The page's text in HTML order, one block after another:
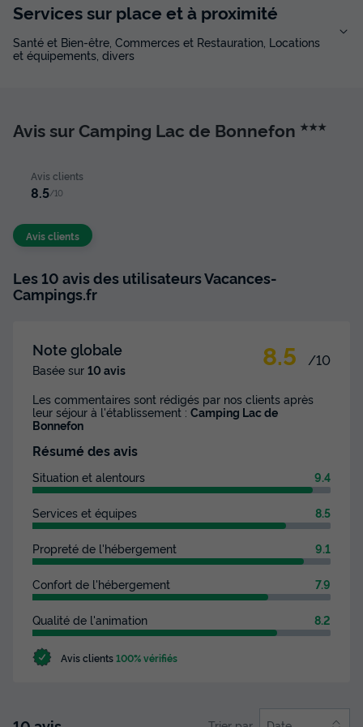
Meilleur prix pour 7 nuits
504 €
MOBILHOME 8 personnes - Confort 3
chambres
Terrasse semi-couverte
Cafetière
du05/09/2026au
Meilleur prix pour 7 nuits
Modifier les dates
560 €
Voir les disponibilités
Services sur place et à proximité
Santé et Bien-être, Commerces et Restauration, Locations
et équipements, divers
Avis sur Camping Lac de Bonnefon ★★★
Avis clients
8.5/10
Avis clients
Les 10 avis des utilisateurs Vacances-
Campings.fr
Note globale
Basée sur 10 avis 8.5 /10
Les commentaires sont rédigés par nos clients après
leur séjour à l'établissement : Camping Lac de
Bonnefon
Résumé des avis
Situation et alentours 9.4
Services et équipes 8.5
Propreté de l'hébergement 9.1
Confort de l'hébergement 7.9
Qualité de l'animation 8.2
Avis clients100% vérifiés